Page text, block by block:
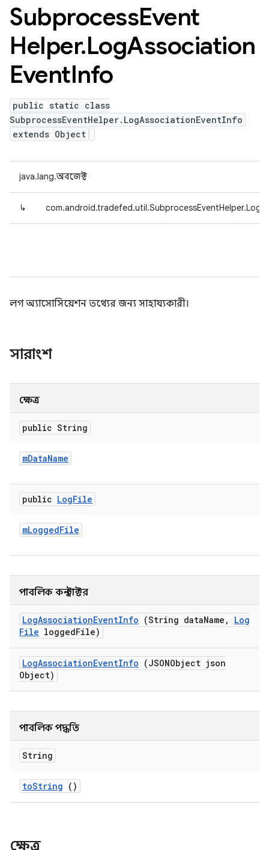
SubprocessEvent
Helper.LogAssociation
EventInfo
public static class
SubprocessEventHelper.LogAssociationEventInfo
extends Object
java.lang.অবজেক্ট
↳
লগ অ্যাসোসিয়েশন তথ্যের জন্য সাহায্যকারী।
সারাংশ
ক্ষেত্র
public String
mDataName
public LogFile
mLoggedFile
পাবলিক কনস্ট্রাক্টর
LogAssociationEventInfo (String dataName ,
Log
File loggedFile)
LogAssociationEventInfo (JSONObject json
Object)
পাবলিক পদ্ধতি
String
toString ()
ক্ষেত্র